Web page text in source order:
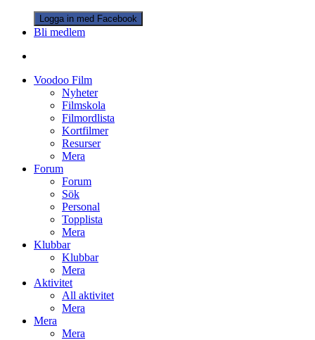
Logga in med Facebook
Bli medlem
Voodoo Film
Nyheter
Filmskola
Filmordlista
Kortfilmer
Resurser
Mera
Forum
Forum
Sök
Personal
Topplista
Mera
Klubbar
Klubbar
Mera
Aktivitet
All aktivitet
Mera
Mera
Mera